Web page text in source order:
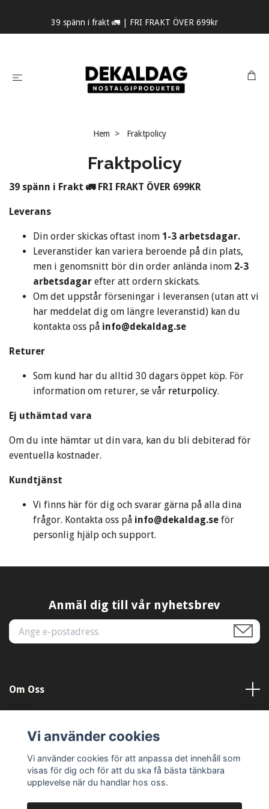
39 spänn i frakt 🚛 | FRI FRAKT ÖVER 699kr
Hem Fraktpolicy
Fraktpolicy
39 spänn i Frakt 🚛 FRI FRAKT ÖVER 699KR
Leverans
Din order skickas oftast inom 1-3 arbetsdagar.
Leveranstider kan variera beroende på din plats,
men i genomsnitt bör din order anlända inom 2-3
arbetsdagar efter att ordern skickats.
Om det uppstår förseningar i leveransen (utan att vi
har meddelat dig om längre leveranstid) kan du
kontakta oss på info@dekaldag.se
Returer
Som kund har du alltid 30 dagars öppet köp. För
information om returer, se vår returpolicy.
Ej uthämtad vara
Om du inte hämtar ut din vara, kan du bli debiterad för
eventuella kostnader.
Kundtjänst
Vi finns här för dig och svarar gärna på alla dina
frågor. Kontakta oss på info@dekaldag.se för
personlig hjälp och support.
Anmäl dig till vår nyhetsbrev
Om Oss
Läs mer
Vi använder cookies
Vi använder cookies för att anpassa det innehåll som
visas för dig och för att du ska få bästa tänkbara
upplevelse när du handlar hos oss.